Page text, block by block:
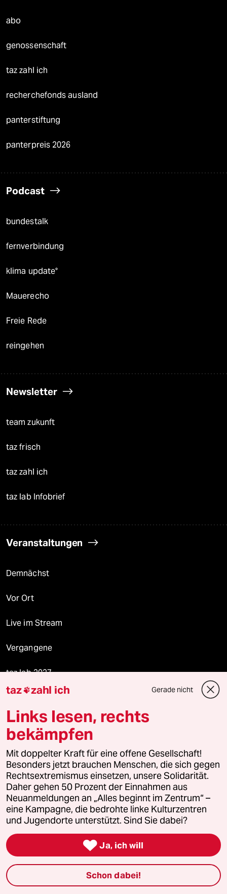
abo
genossenschaft
taz zahl ich
recherchefonds ausland
panterstiftung
panterpreis 2026
Podcast
bundestalk
fernverbindung
klima update°
Mauerecho
Freie Rede
reingehen
Newsletter
team zukunft
taz frisch
taz zahl ich
taz lab Infobrief
Veranstaltungen
Demnächst
Vor Ort
Live im Stream
Vergangene
taz lab 2027
Mehr taz Lesestoff
taz Blogs
taz FUTURZWEI
Le Monde diplomatique
taz Archiv
Mehr taz Angebote
taz zahl ich Gerade nicht
Links lesen, rechts
bekämpfen
Mit doppelter Kraft für eine offene Gesellschaft!
Besonders jetzt brauchen Menschen, die sich gegen
Rechtsextremismus einsetzen, unsere Solidarität.
Daher gehen 50 Prozent der Einnahmen aus
Neuanmeldungen an „Alles beginnt im Zentrum“ –
eine Kampagne, die bedrohte linke Kulturzentren
und Jugendorte unterstützt. Sind Sie dabei?
 Ja, ich will
Schon dabei!